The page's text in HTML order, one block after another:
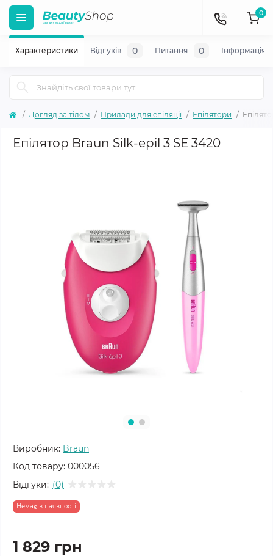
0
Догляд за тілом Прилади для епіляції Епілятори
Епілятор Braun Silk-epil 3 SE 3420
Виробник: Braun
Код товару: 000056
Відгуки: (0)
Немає в наявності
1 829 грн
Характеристики Відгуків 0 Питання 0 Iнформація